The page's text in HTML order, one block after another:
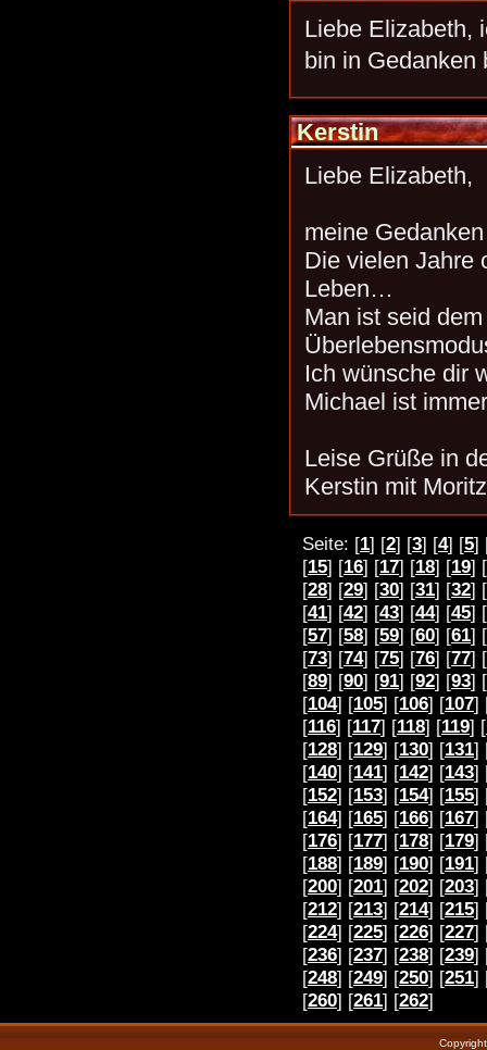
Liebe Elizabeth,
bin in
Kerstin
Liebe Elizabeth,
meine
Die vielen Jahre
Leben…
Man ist seid
Ich wünsche dir
Michael ist
Leise Grüße in
Kerstin mit
Seite: [1] [2] [3] [4] [5]
[15] [16] [17] [18] [19] [
[28] [29] [30] [31] [32] [
[41] [42] [43] [44] [45] [
[57] [58] [59] [60] [61] [
[73] [74] [75] [76] [77] [
[89] [90] [91] [92] [93] [
[104] [105] [106] [107]
[116] [117] [118] [119] [
[128] [129] [130] [131]
[140] [141] [142] [143]
[152] [153] [154] [155]
[164] [165] [166] [167]
[176] [177] [178] [179]
[188] [189] [190] [191]
[200] [201] [202] [203]
[212] [213] [214] [215]
[224] [225] [226] [227]
[236] [237] [238] [239]
[248] [249] [250] [251]
[260] [261] [262]